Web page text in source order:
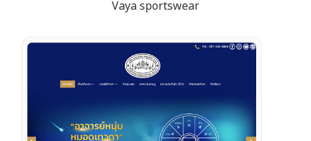
Vaya sportswear